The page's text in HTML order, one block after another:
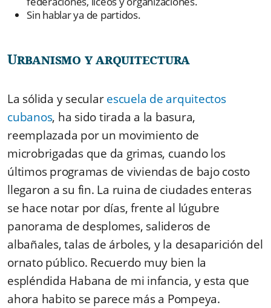
Sin hablar ya de partidos.
Urbanismo y arquitectura
La sólida y secularescuela de arquitectos
cubanos, ha sido tirada a la basura,
reemplazada por un movimiento de
microbrigadas que da grimas, cuando los
últimos programas de viviendas de bajo costo
llegaron a su fin. La ruina de ciudades enteras
se hace notar por días, frente al lúgubre
panorama de desplomes, salideros de
albañales, talas de árboles, y la desaparición del
ornato público. Recuerdo muy bien la
espléndida Habana de mi infancia, y esta que
ahora habito se parece más a Pompeya.